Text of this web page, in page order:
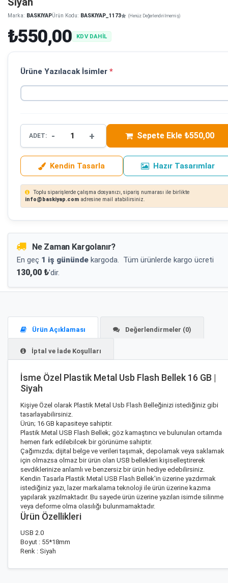
Marka: BASKIYAPÜrün Kodu: BASKIYAP_1173 (Henüz Değerlendirilmemiş)
₺550,00 KDV DAHİL
Ürüne Yazılacak İsimler *
ADET: - + Sepete Ekle ₺550,00
Kendin Tasarla Hazır Tasarımlar
Toplu siparişlerde çalışma dosyanızı, sipariş numarası ile birlikte
info@baskiyap.com adresine mail atabilirsiniz.
Ne Zaman Kargolanır?
En geç 1 iş gününde kargoda. Tüm ürünlerde kargo ücreti
130,00 ₺'dir.
Ürün Açıklaması Değerlendirmeler (0)
İptal ve İade Koşulları
İsme Özel Plastik Metal Usb Flash Bellek 16 GB |
Siyah
Kişiye Özel olarak Plastik Metal Usb Flash Belleğinizi istediğiniz gibi
tasarlayabilirsiniz.
Ürün; 16 GB kapasiteye sahiptir.
Plastik Metal USB Flash Bellek; göz kamaştırıcı ve bulunulan ortamda
hemen fark edilebilcek bir görünüme sahiptir.
Çağımızda; dijital belge ve verileri taşımak, depolamak veya saklamak
için olmazsa olmaz bir ürün olan USB bellekleri kişiselleştirerek
sevdiklerinize anlamlı ve benzersiz bir ürün hediye edebilirsiniz.
Kendin Tasarla Plastik Metal USB Flash Bellek'in üzerine yazdırmak
istediğiniz yazı, lazer markalama teknoloji ile ürün üzerine kazıma
yapılarak yazılmaktadır. Bu sayede ürün üzerine yazılan isimde silinme
veya deforme olma olasılığı bulunmamaktadır.
Ürün Özellikleri
USB 2.0
Boyut : 55*18mm
Renk : Siyah